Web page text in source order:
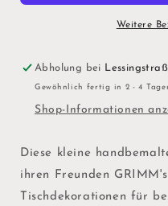
Weitere
Abholung bei
Gewöhnlich fertig in 2 - 4
Shop-Informationen
Diese kleine
ihren Freunden
Tischdekorationen für